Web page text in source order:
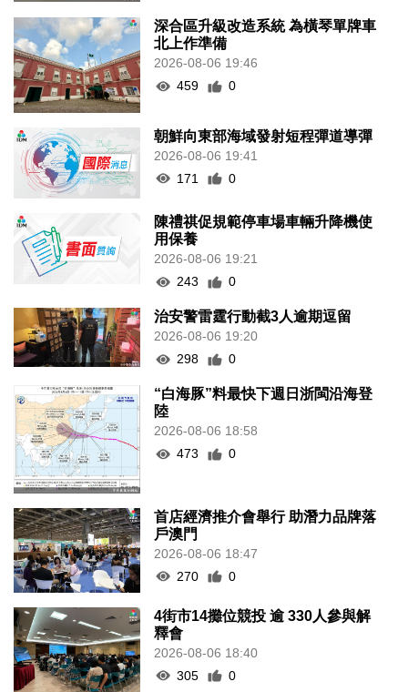
深合區升級改造系統 為橫琴單牌車
北上作準備
2026-08-06 19:46
459
0
朝鮮向東部海域發射短程彈道導彈
2026-08-06 19:41
171
0
陳禮祺促規範停車場車輛升降機使
用保養
2026-08-06 19:21
243
0
治安警雷霆行動截3人逾期逗留
2026-08-06 19:20
298
0
“白海豚”料最快下週日浙閩沿海登
陸
2026-08-06 18:58
473
0
首店經濟推介會舉行 助潛力品牌落
戶澳門
2026-08-06 18:47
270
0
4街市14攤位競投 逾 330人參與解
釋會
2026-08-06 18:40
305
0